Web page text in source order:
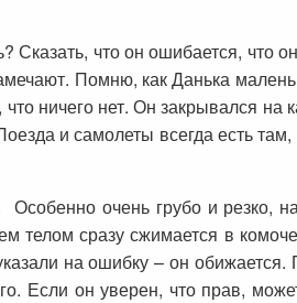
Сказать, что он ошибается, что
Помню, как Данька
ничего нет. Он закрывался на
и самолеты всегда есть
очень грубо и резко,
сразу сжимается в
на ошибку – он обижается.
Если он уверен, что прав,